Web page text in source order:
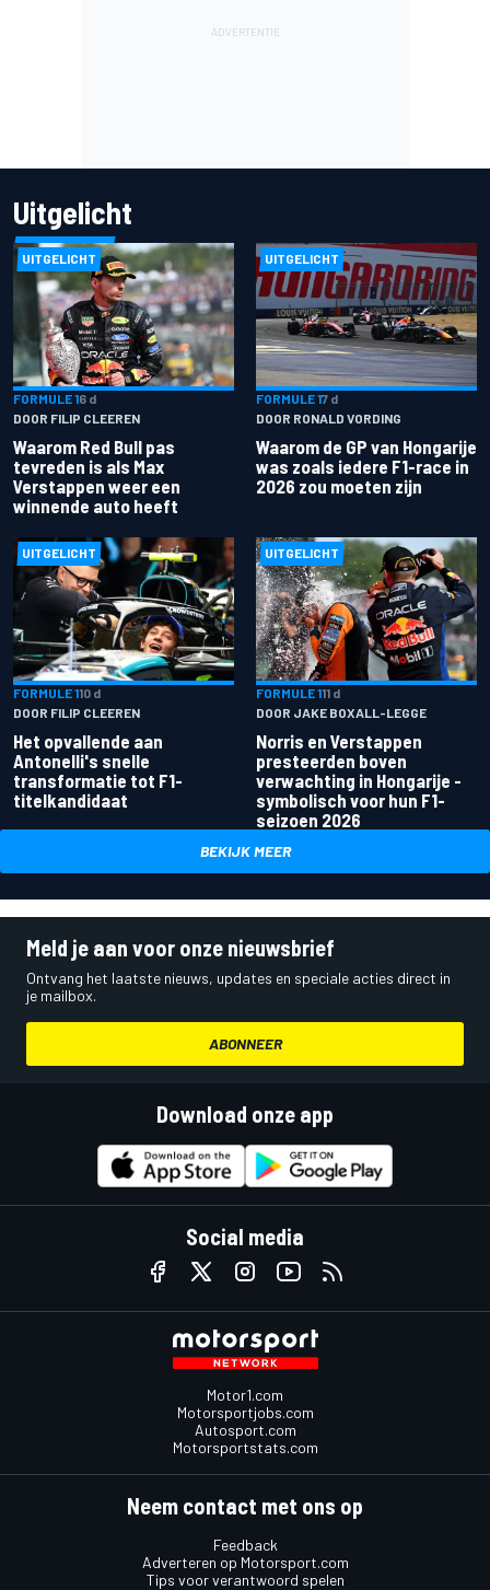
Uitgelicht
UITGELICHT
FORMULE 16 d
DOOR FILIP CLEEREN
Waarom Red Bull pas
tevreden is als Max
Verstappen weer een
winnende auto heeft
UITGELICHT
FORMULE 17 d
DOOR RONALD VORDING
Waarom de GP van Hongarije
was zoals iedere F1-race in
2026 zou moeten zijn
UITGELICHT
FORMULE 110 d
DOOR FILIP CLEEREN
Het opvallende aan
Antonelli's snelle
transformatie tot F1-
titelkandidaat
UITGELICHT
FORMULE 111 d
DOOR JAKE BOXALL-LEGGE
Norris en Verstappen
presteerden boven
verwachting in Hongarije -
symbolisch voor hun F1-
seizoen 2026
BEKIJK MEER
Meld je aan voor onze nieuwsbrief
Ontvang het laatste nieuws, updates en speciale acties direct in
je mailbox.
ABONNEER
Download onze app
Social media
Motor1.com
Motorsportjobs.com
Autosport.com
Motorsportstats.com
Neem contact met ons op
Feedback
Adverteren op Motorsport.com
Tips voor verantwoord spelen